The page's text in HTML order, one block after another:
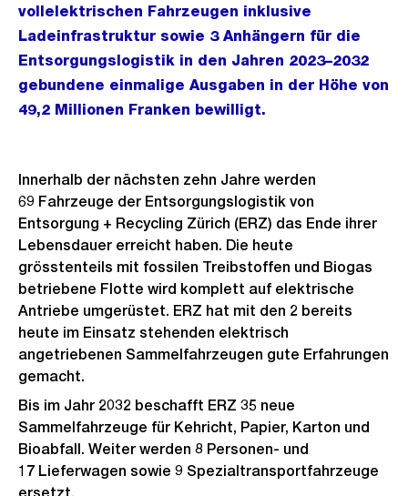
vollelektrischen Fahrzeugen inklusive
Ladeinfrastruktur sowie 3 Anhängern für die
Entsorgungslogistik in den Jahren 2023–2032
gebundene einmalige Ausgaben in der Höhe von
49,2 Millionen Franken bewilligt.
Innerhalb der nächsten zehn Jahre werden
69 Fahrzeuge der Entsorgungslogistik von
Entsorgung + Recycling Zürich (ERZ) das Ende ihrer
Lebensdauer erreicht haben. Die heute
grösstenteils mit fossilen Treibstoffen und Biogas
betriebene Flotte wird komplett auf elektrische
Antriebe umgerüstet. ERZ hat mit den 2 bereits
heute im Einsatz stehenden elektrisch
angetriebenen Sammelfahrzeugen gute Erfahrungen
gemacht.
Bis im Jahr 2032 beschafft ERZ 35 neue
Sammelfahrzeuge für Kehricht, Papier, Karton und
Bioabfall. Weiter werden 8 Personen- und
17 Lieferwagen sowie 9 Spezialtransportfahrzeuge